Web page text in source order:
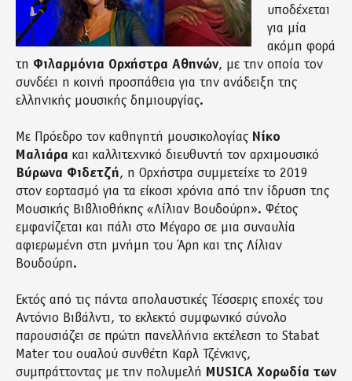
υποδέχεται
για μία
ακόμη φορά
τη Φιλαρμόνια Ορχήστρα Αθηνών, με την οποία τον
συνδέει η κοινή προσπάθεια για την ανάδειξη της
ελληνικής μουσικής δημιουργίας.
Με Πρόεδρο τον καθηγητή μουσικολογίας Νίκο
Μαλιάρα και καλλιτεχνικό διευθυντή τον αρχιμουσικό
Βύρωνα Φιδετζή, η Ορχήστρα συμμετείχε το 2019
στον εορτασμό για τα είκοσι χρόνια από την ίδρυση της
Μουσικής Βιβλιοθήκης «Λίλιαν Βουδούρη». Φέτος
εμφανίζεται και πάλι στο Μέγαρο σε μια συναυλία
αφιερωμένη στη μνήμη του Άρη και της Λίλιαν
Βουδούρη.
Εκτός από τις πάντα απολαυστικές Τέσσερις εποχές του
Αντόνιο Βιβάλντι, το εκλεκτό συμφωνικό σύνολο
παρουσιάζει σε πρώτη πανελλήνια εκτέλεση το Stabat
Mater του ουαλού συνθέτη Καρλ Τζένκινς,
συμπράττοντας με την πολυμελή MUSICA Χορωδία των